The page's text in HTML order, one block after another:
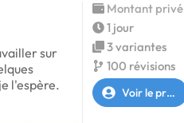
sur
l'espère.
Montant privé
1 jour
3 variantes
100 révisions
Voir le profil